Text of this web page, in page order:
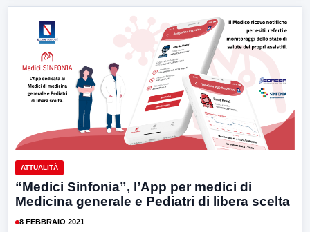
ATTUALITÀ
“Medici Sinfonia”, l’App per medici di
Medicina generale e Pediatri di libera scelta
8 FEBBRAIO 2021